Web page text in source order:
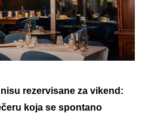
rezervisane za vikend:
koja se spontano